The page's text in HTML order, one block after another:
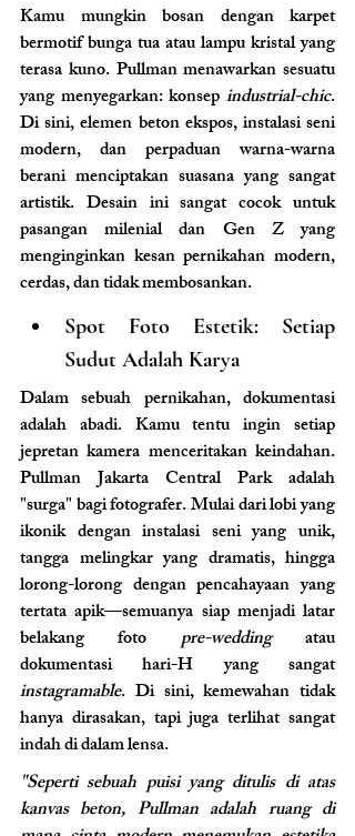
Kamu mungkin bosan dengan karpet
bermotif bunga tua atau lampu kristal yang
terasa kuno. Pullman menawarkan sesuatu
yang menyegarkan: konsep industrial-chic.
Di sini, elemen beton ekspos, instalasi seni
modern, dan perpaduan warna-warna
berani menciptakan suasana yang sangat
artistik. Desain ini sangat cocok untuk
pasangan milenial dan Gen Z yang
menginginkan kesan pernikahan modern,
cerdas, dan tidak membosankan.
Spot Foto Estetik: Setiap
Sudut Adalah Karya
Dalam sebuah pernikahan, dokumentasi
adalah abadi. Kamu tentu ingin setiap
jepretan kamera menceritakan keindahan.
Pullman Jakarta Central Park adalah
"surga" bagi fotografer. Mulai dari lobi yang
ikonik dengan instalasi seni yang unik,
tangga melingkar yang dramatis, hingga
lorong-lorong dengan pencahayaan yang
tertata apik—semuanya siap menjadi latar
belakang foto pre-wedding atau
dokumentasi hari-H yang sangat
instagramable. Di sini, kemewahan tidak
hanya dirasakan, tapi juga terlihat sangat
indah di dalam lensa.
"Seperti sebuah puisi yang ditulis di atas
kanvas beton, Pullman adalah ruang di